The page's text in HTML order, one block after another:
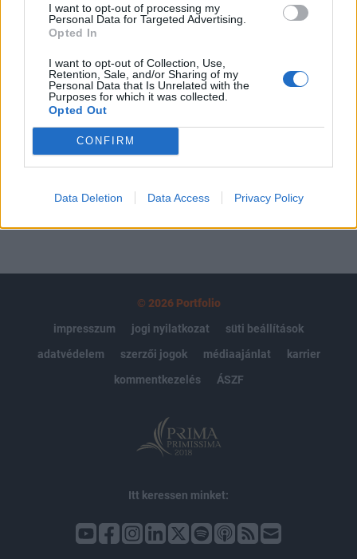
I want to opt-out of processing my
Personal Data for Targeted Advertising.
Opted In
I want to opt-out of Collection, Use,
Retention, Sale, and/or Sharing of my
Personal Data that Is Unrelated with the
Purposes for which it was collected.
Opted Out
CONFIRM
Data Deletion Data Access Privacy Policy
Az előfizetés a következőket tartalmazza:
Portfolio.hu teljes cikkarchívum
Kötéslisták: BÉT elmúlt 2 év napon belüli
kötéslistái
© 2026 Portfolio
impresszum
jogi nyilatkozat
süti beállítások
adatvédelem
szerzői jogok médiaajánlat
karrier
kommentkezelés
ÁSZF
Itt keressen minket: